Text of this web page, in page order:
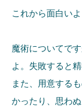
これから面白い
魔術についてで
よ。失敗すると
また、用意する
かったり、思わ